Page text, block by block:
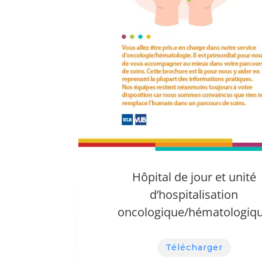
Hôpital de jour et unité
d’hospitalisation
oncologique/
Télécharger